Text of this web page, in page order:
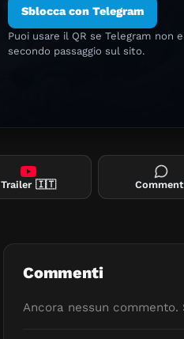
Sblocca con Telegram
Puoi usare il QR se Telegram non
secondo passaggio sul sito.
Trailer 🇮🇹
Commenti
Ancora nessun